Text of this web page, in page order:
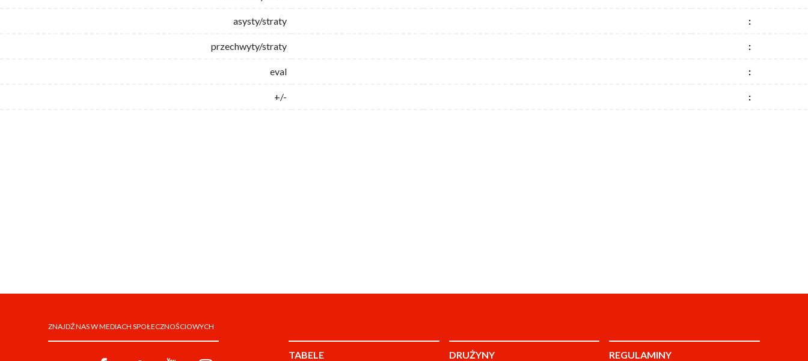
asysty/straty :
przechwyty/straty :
eval :
+/- :
ZNAJDŹ NAS W MEDIACH SPOŁECZNOŚCIOWYCH
TABELE DRUŻYNY REGULAMINY